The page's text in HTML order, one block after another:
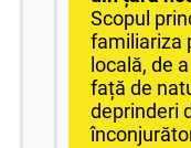
Scopul
familiariza
locală, de
față de
deprinderi